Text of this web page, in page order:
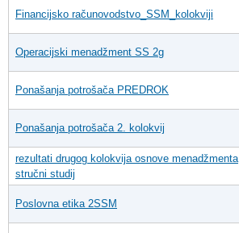
Financijsko računovodstvo_SSM_kolokviji
Operacijski menadžment SS 2g
Ponašanja potrošača PREDROK
Ponašanja potrošača 2. kolokvij
rezultati drugog kolokvija osnove menadžmenta
stručni studij
Poslovna etika 2SSM